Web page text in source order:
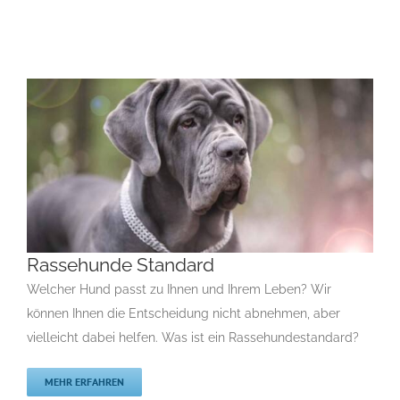
Rassehunde Standard
Rassehunde Standard
Welcher Hund passt zu Ihnen und Ihrem Leben? Wir
können Ihnen die Entscheidung nicht abnehmen, aber
vielleicht dabei helfen. Was ist ein Rassehundestandard?
MEHR ERFAHREN